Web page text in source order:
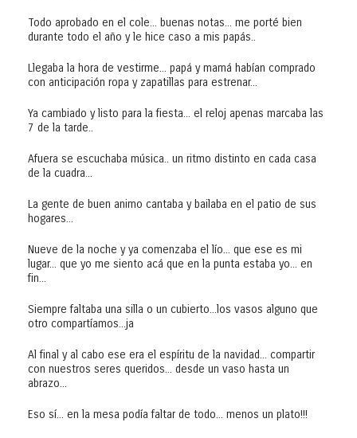
Todo aprobado en el cole... buenas notas... me porté bien
durante todo el año y le hice caso a mis papás..
Llegaba la hora de vestirme... papá y mamá habían comprado
con anticipación ropa y zapatillas para estrenar...
Ya cambiado y listo para la fiesta... el reloj apenas marcaba las
7 de la tarde..
Afuera se escuchaba música.. un ritmo distinto en cada casa
de la cuadra...
La gente de buen animo cantaba y bailaba en el patio de sus
hogares...
Nueve de la noche y ya comenzaba el lío... que ese es mi
lugar... que yo me siento acá que en la punta estaba yo... en
fin...
Siempre faltaba una silla o un cubierto...los vasos alguno que
otro compartíamos...ja
Al final y al cabo ese era el espíritu de la navidad... compartir
con nuestros seres queridos... desde un vaso hasta un
abrazo...
Eso sí... en la mesa podía faltar de todo... menos un plato!!!